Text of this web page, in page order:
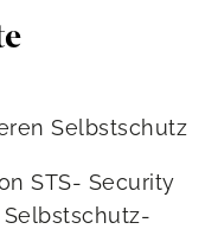
Selbstschutz
STS- Security